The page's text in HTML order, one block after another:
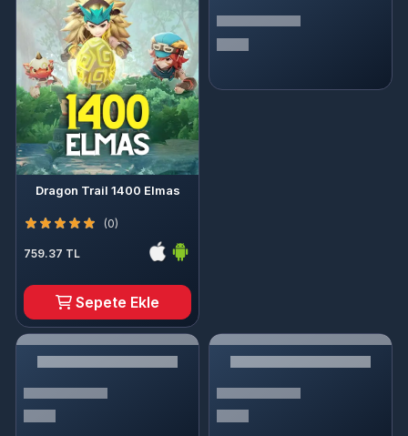
Dragon Trail 1400 Elmas
(0)
759.37 TL
Sepete Ekle